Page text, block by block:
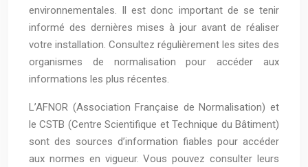
environnementales. Il est donc important de se tenir
informé des dernières mises à jour avant de réaliser
votre installation. Consultez régulièrement les sites des
organismes de normalisation pour accéder aux
informations les plus récentes.
L’AFNOR (Association Française de Normalisation) et
le CSTB (Centre Scientifique et Technique du Bâtiment)
sont des sources d’information fiables pour accéder
aux normes en vigueur. Vous pouvez consulter leurs